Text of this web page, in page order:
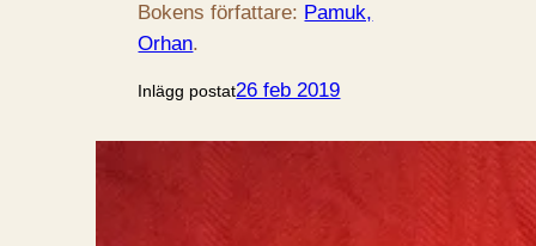
Bokens författare: Pamuk,
Orhan.
Inlägg postat26 feb 2019